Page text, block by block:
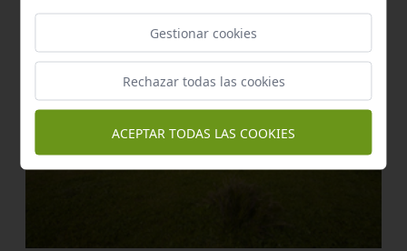
Gestionar cookies
Rechazar todas las cookies
ACEPTAR TODAS LAS COOKIES